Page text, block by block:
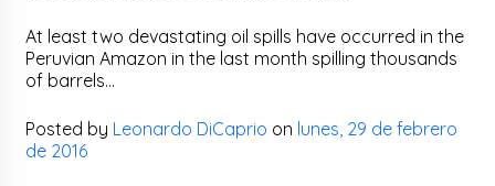
At least two devastating oil spills have occurred in the
Peruvian Amazon in the last month spilling thousands
of barrels…
Posted by Leonardo DiCaprio on lunes, 29 de febrero
de 2016